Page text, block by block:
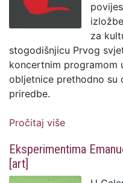
za
stogodišnjicu Prvog
koncertnim programom
obljetnice prethodno su
priredbe.
Pročitaj više
Eksperimentima
[art]